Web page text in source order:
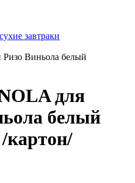
завтраки
Виньола белый
для
белый
картон/